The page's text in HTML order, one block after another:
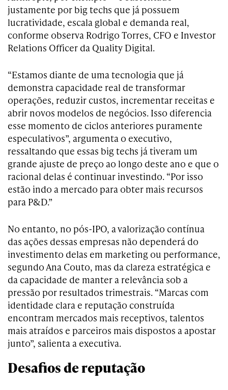
justamente por big techs que já possuem
lucratividade, escala global e demanda real,
conforme observa Rodrigo Torres, CFO e Investor
Relations Officer da Quality Digital.
“Estamos diante de uma tecnologia que já
demonstra capacidade real de transformar
operações, reduzir custos, incrementar receitas e
abrir novos modelos de negócios. Isso diferencia
esse momento de ciclos anteriores puramente
especulativos”, argumenta o executivo,
ressaltando que essas big techs já tiveram um
grande ajuste de preço ao longo deste ano e que o
racional delas é continuar investindo. “Por isso
estão indo a mercado para obter mais recursos
para P&D.”
No entanto, no pós-IPO, a valorização contínua
das ações dessas empresas não dependerá do
investimento delas em marketing ou performance,
segundo Ana Couto, mas da clareza estratégica e
da capacidade de manter a relevância sob a
pressão por resultados trimestrais. “Marcas com
identidade clara e reputação construída
encontram mercados mais receptivos, talentos
mais atraídos e parceiros mais dispostos a apostar
junto”, salienta a executiva.
Desafios de reputação